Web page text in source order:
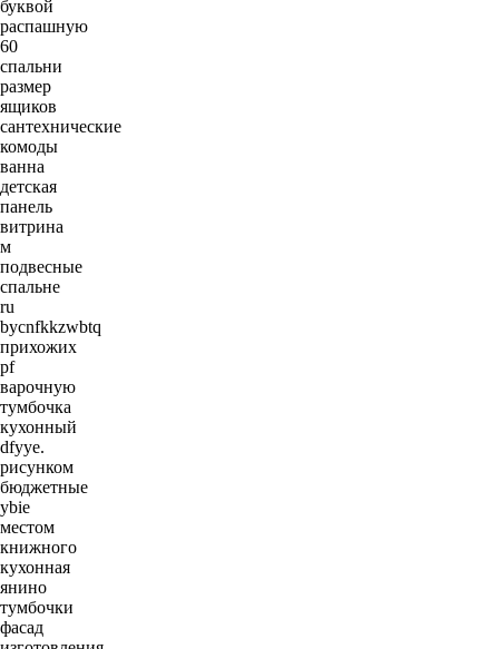
буквой
распашную
60
спальни
размер
ящиков
сантехнические
комоды
ванна
детская
панель
витрина
м
подвесные
спальне
ru
bycnfkkzwbtq
прихожих
pf
варочную
тумбочка
кухонный
dfyye.
рисунком
бюджетные
ybie
местом
книжного
кухонная
янино
тумбочки
фасад